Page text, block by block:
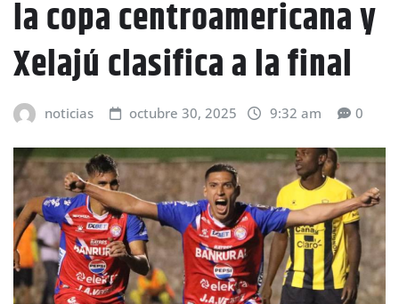
la copa centroamericana y
Xelajú clasifica a la final
noticias octubre 30, 2025 9:32 am 0